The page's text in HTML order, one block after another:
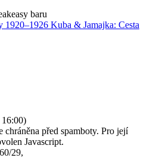
1920–1926 Kuba & Jamajka: Cesta
chráněna před spamboty. Pro její
Javascript.
29,